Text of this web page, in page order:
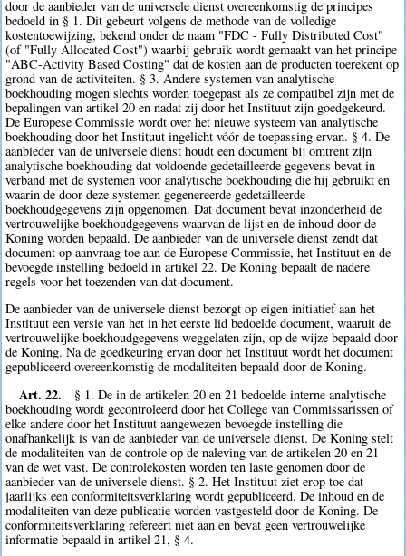
door de aanbieder van de universele dienst overeenkomstig de principes
bedoeld in § 1. Dit gebeurt volgens de methode van de volledige
kostentoewijzing, bekend onder de naam "FDC - Fully Distributed Cost"
(of "Fully Allocated Cost") waarbij gebruik wordt gemaakt van het principe
"ABC-Activity Based Costing" dat de kosten aan de producten toerekent op
grond van de activiteiten. § 3. Andere systemen van analytische
boekhouding mogen slechts worden toegepast als ze compatibel zijn met de
bepalingen van artikel 20 en nadat zij door het Instituut zijn goedgekeurd.
De Europese Commissie wordt over het nieuwe systeem van analytische
boekhouding door het Instituut ingelicht vóór de toepassing ervan. § 4. De
aanbieder van de universele dienst houdt een document bij omtrent zijn
analytische boekhouding dat voldoende gedetailleerde gegevens bevat in
verband met de systemen voor analytische boekhouding die hij gebruikt en
waarin de door deze systemen gegenereerde gedetailleerde
boekhoudgegevens zijn opgenomen. Dat document bevat inzonderheid de
vertrouwelijke boekhoudgegevens waarvan de lijst en de inhoud door de
Koning worden bepaald. De aanbieder van de universele dienst zendt dat
document op aanvraag toe aan de Europese Commissie, het Instituut en de
bevoegde instelling bedoeld in artikel 22. De Koning bepaalt de nadere
regels voor het toezenden van dat document.
De aanbieder van de universele dienst bezorgt op eigen initiatief aan het
Instituut een versie van het in het eerste lid bedoelde document, waaruit de
vertrouwelijke boekhoudgegevens weggelaten zijn, op de wijze bepaald door
de Koning. Na de goedkeuring ervan door het Instituut wordt het document
gepubliceerd overeenkomstig de modaliteiten bepaald door de Koning.
Art. 22.
§ 1. De in de artikelen 20 en 21 bedoelde interne analytische
boekhouding wordt gecontroleerd door het College van Commissarissen of
elke andere door het Instituut aangewezen bevoegde instelling die
onafhankelijk is van de aanbieder van de universele dienst. De Koning stelt
de modaliteiten van de controle op de naleving van de artikelen 20 en 21
van de wet vast. De controlekosten worden ten laste genomen door de
aanbieder van de universele dienst. § 2. Het Instituut ziet erop toe dat
jaarlijks een conformiteitsverklaring wordt gepubliceerd. De inhoud en de
modaliteiten van deze publicatie worden vastgesteld door de Koning. De
conformiteitsverklaring refereert niet aan en bevat geen vertrouwelijke
informatie bepaald in artikel 21, § 4.